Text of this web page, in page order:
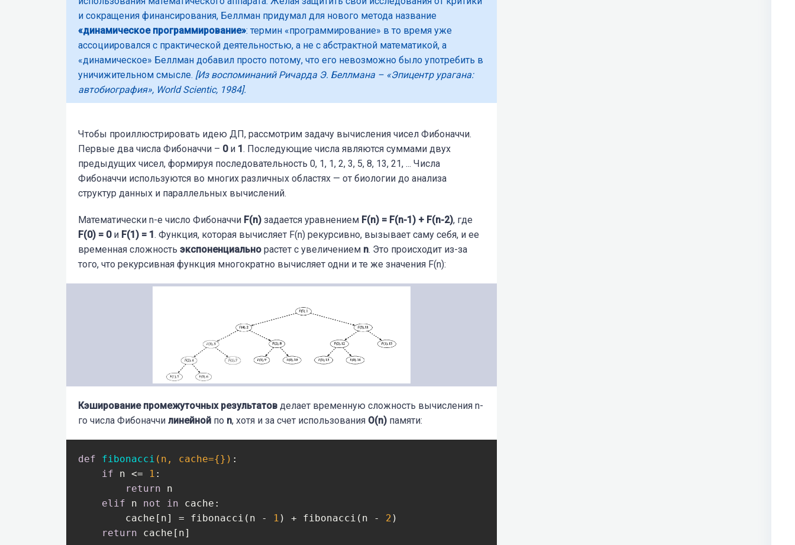
и сокращения финансирования, Беллман придумал для нового метода название
«динамическое программирование»: термин «программирование» в то время уже
ассоциировался с практической деятельностью, а не с абстрактной математикой, а
«динамическое» Беллман добавил просто потому, что его невозможно было употребить в
уничижительном смысле. [Из воспоминаний Ричарда Э. Беллмана – «Эпицентр урагана:
автобиография», World Scientic, 1984].
Чтобы проиллюстрировать идею ДП, рассмотрим задачу вычисления чисел Фибоначчи.
Первые два числа Фибоначчи – 0и 1. Последующие числа являются суммами двух
предыдущих чисел, формируя последовательность 0, 1, 1, 2, 3, 5, 8, 13, 21, ... Числа
Фибоначчи используются во многих различных областях — от биологии до анализа
структур данных и параллельных вычислений.
Математически n-е число Фибоначчи F(n) задается уравнением F(n) = F(n-1) + F(n-2), где
F(0) = 0и F(1) = 1. Функция, которая вычисляет F(n) рекурсивно, вызывает саму себя, и ее
временная сложность экспоненциально растет с увеличением n. Это происходит из-за
того, что рекурсивная функция многократно вычисляет одни и те же значения F(n):
Кэширование промежуточных результатов делает временную сложность вычисления n-
го числа Фибоначчи линейной по n, хотя и за счет использования O(n) памяти:
def fibonacci (n, cache={}) :
if n <= 1 :
return n
elif n not in cache:
        cache[n] = fibonacci(n -
1 ) + fibonacci(n - 2 )
return cache[n]